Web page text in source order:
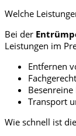
Welche
Bei der
Leistungen im
Entfernen
Besenreine
Transport
Wie schnell ist